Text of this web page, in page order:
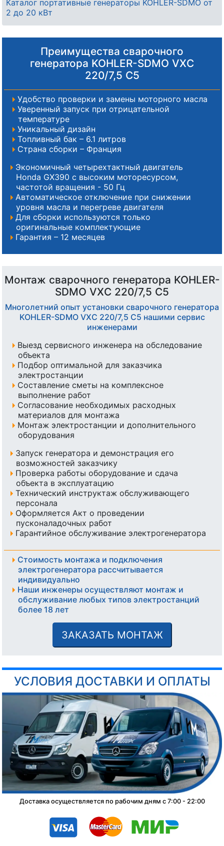
Каталог портативные генераторы KOHLER-SDMO от
2 до 20 кВт
Преимущества сварочного
генератора KOHLER-SDMO VXC
220/7,5 C5
Удобство проверки и замены моторного масла
Уверенный запуск при отрицательной
температуре
Уникальный дизайн
Топливный бак – 6.1 литров
Страна сборки – Франция
Экономичный четырехтактный двигатель
Honda GX390 с высоким моторесурсом,
частотой вращения - 50 Гц
Автоматическое отключение при снижении
уровня масла и перегреве двигателя
Для сборки используются только
оригинальные комплектующие
Гарантия – 12 месяцев
Монтаж сварочного генератора KOHLER-
SDMO VXC 220/7,5 C5
Многолетний опыт установки сварочного генератора
KOHLER-SDMO VXC 220/7,5 C5 нашими сервис
инженерами
Выезд сервисного инженера на обследование
объекта
Подбор оптимальной для заказчика
электростанции
Составление сметы на комплексное
выполнение работ
Согласование необходимых расходных
материалов для монтажа
Монтаж электростанции и дополнительного
оборудования
Запуск генератора и демонстрация его
возможностей заказчику
Проверка работы оборудование и сдача
объекта в эксплуатацию
Технический инструктаж обслуживающего
персонала
Оформляется Акт о проведении
пусконаладочных работ
Гарантийное обслуживание электрогенератора
Стоимость монтажа и подключения
электрогенератора рассчитывается
индивидуально
Наши инженеры осуществляют монтаж и
обслуживание любых типов электростанций
более 18 лет
ЗАКАЗАТЬ МОНТАЖ
УСЛОВИЯ ДОСТАВКИ И ОПЛАТЫ
Доставка осуществляется по рабочим дням с 7:00 - 22:00